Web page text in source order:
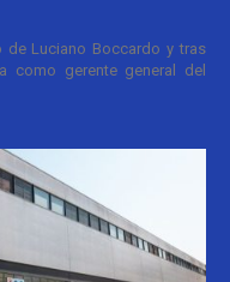
de Luciano Boccardo y tras
como gerente general del